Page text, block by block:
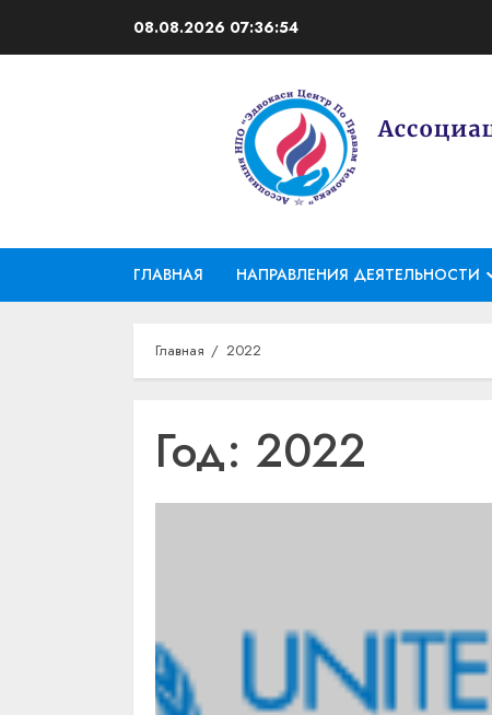
08.08.2026 07:36:55
ГЛАВНАЯ НАПРАВЛЕНИЯ ДЕЯТЕЛЬНОСТИ
Главная 2022
Год: 2022